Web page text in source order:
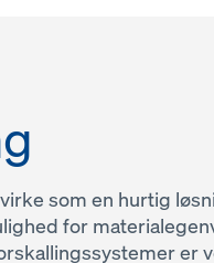
som en hurtig
for
er